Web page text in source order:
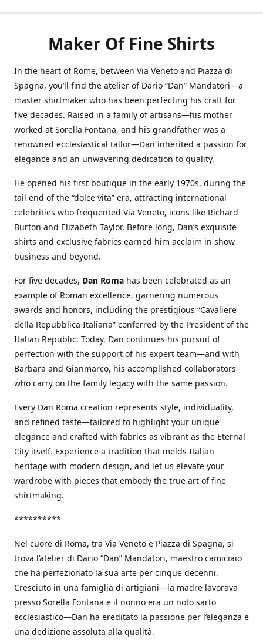
Maker Of Fine Shirts
In the heart of Rome, between Via Veneto and Piazza di
Spagna, you’ll find the atelier of Dario “Dan” Mandatori—a
master shirtmaker who has been perfecting his craft for
five decades. Raised in a family of artisans—his mother
worked at Sorella Fontana, and his grandfather was a
renowned ecclesiastical tailor—Dan inherited a passion for
elegance and an unwavering dedication to quality.
He opened his first boutique in the early 1970s, during the
tail end of the “dolce vita” era, attracting international
celebrities who frequented Via Veneto, icons like Richard
Burton and Elizabeth Taylor. Before long, Dan’s exquisite
shirts and exclusive fabrics earned him acclaim in show
business and beyond.
For five decades, Dan Roma has been celebrated as an
example of Roman excellence, garnering numerous
awards and honors, including the prestigious “Cavaliere
della Repubblica Italiana” conferred by the President of the
Italian Republic. Today, Dan continues his pursuit of
perfection with the support of his expert team—and with
Barbara and Gianmarco, his accomplished collaborators
who carry on the family legacy with the same passion.
Every Dan Roma creation represents style, individuality,
and refined taste—tailored to highlight your unique
elegance and crafted with fabrics as vibrant as the Eternal
City itself. Experience a tradition that melds Italian
heritage with modern design, and let us elevate your
wardrobe with pieces that embody the true art of fine
shirtmaking.
**********
Nel cuore di Roma, tra Via Veneto e Piazza di Spagna, si
trova l’atelier di Dario “Dan” Mandatori, maestro camiciaio
che ha perfezionato la sua arte per cinque decenni.
Cresciuto in una famiglia di artigiani—la madre lavorava
presso Sorella Fontana e il nonno era un noto sarto
ecclesiastico—Dan ha ereditato la passione per l’eleganza e
una dedizione assoluta alla qualità.